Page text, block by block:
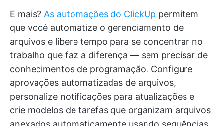
E mais? As automações do ClickUp permitem
que você automatize o gerenciamento de
arquivos e libere tempo para se concentrar no
trabalho que faz a diferença — sem precisar de
conhecimentos de programação. Configure
aprovações automatizadas de arquivos,
personalize notificações para atualizações e
crie modelos de tarefas que organizam arquivos
anexados automaticamente usando sequências